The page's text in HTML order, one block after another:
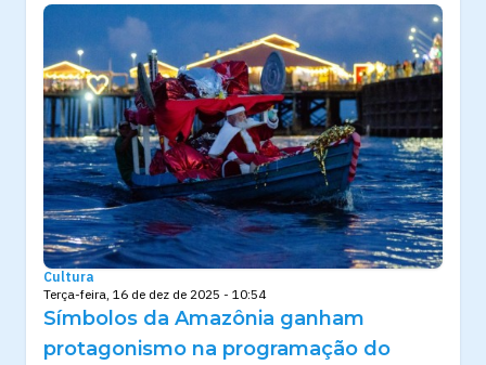
Cultura
Terça-feira, 16 de dez de 2025 - 10:54
Símbolos da Amazônia ganham
protagonismo na programação do